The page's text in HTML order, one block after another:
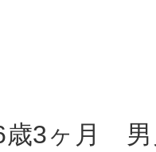
歳3ヶ月 男